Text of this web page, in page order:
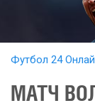
Футбол 24
МАТЧ